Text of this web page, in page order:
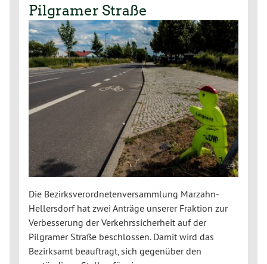
Pilgramer Straße
Die Bezirksverordnetenversammlung Marzahn-
Hellersdorf hat zwei Anträge unserer Fraktion zur
Verbesserung der Verkehrssicherheit auf der
Pilgramer Straße beschlossen. Damit wird das
Bezirksamt beauftragt, sich gegenüber den